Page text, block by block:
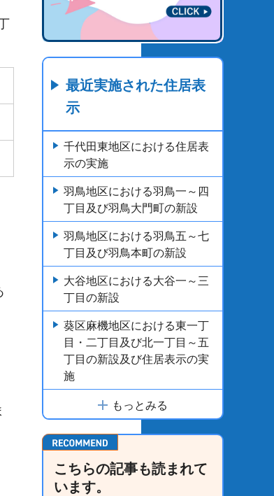
最近実施された住居表
示
千代田東地区における住居表
示の実施
羽鳥地区における羽鳥一～四
丁目及び羽鳥大門町の新設
羽鳥地区における羽鳥五～七
丁目及び羽鳥本町の新設
大谷地区における大谷一～三
丁目の新設
葵区麻機地区における東一丁
目・二丁目及び北一丁目～五
丁目の新設及び住居表示の実
施
もっとみる
こちらの記事も読まれて
います。